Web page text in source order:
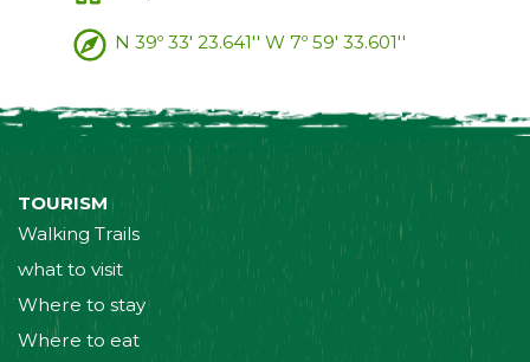
N 39º 33' 23.641'' W 7º 59' 33.601''
TOURISM
Walking Trails
what to visit
Where to stay
Where to eat